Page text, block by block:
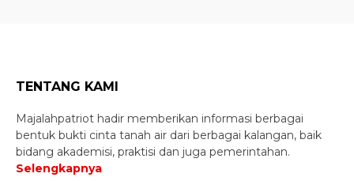
TENTANG KAMI
Majalahpatriot hadir memberikan informasi berbagai
bentuk bukti cinta tanah air dari berbagai kalangan, baik
bidang akademisi, praktisi dan juga pemerintahan.
Selengkapnya